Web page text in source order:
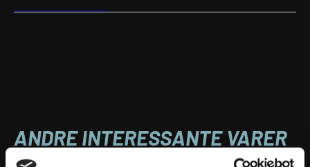
ANDRE INTERESSANTE VARER